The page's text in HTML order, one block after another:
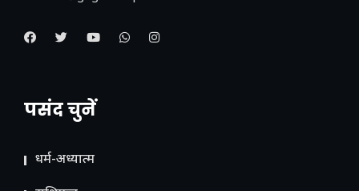
पसंद चुनें
धर्म-अध्यात्म